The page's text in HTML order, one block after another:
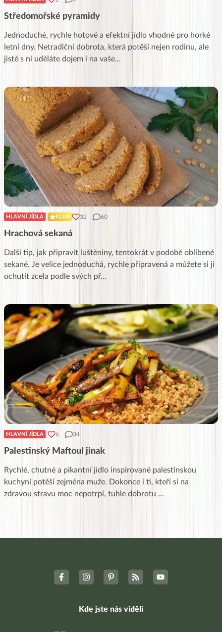
Středomořské pyramidy
Jednoduché, rychle hotové a efektní jídlo vhodné pro horké
letní dny. Netradiční dobrota, která potěší nejen rodinu, ale
jistě s ní uděláte dojem i na vaše...
HLAVNÍ JÍDLA KLUB 32 60
Hrachová sekaná
Další tip, jak připravit luštěniny, tentokrát v podobě oblíbené
sekané. Je velice jednoduchá, rychle připravená a můžete si ji
ochutit zcela podle svých př...
HLAVNÍ JÍDLA 6 34
Palestinský Maftoul jinak
Rychlé, chutné a pikantní jídlo inspirované palestinskou
kuchyní potěší zejména muže. Dokonce i ti, kteří si na
zdravou stravu moc nepotrpí, tuhle dobrotu ...
Kde jste nás viděli